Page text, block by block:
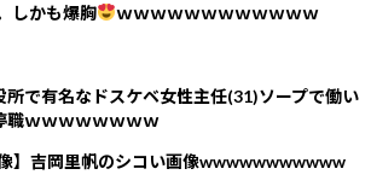
しかも爆胸
ｗｗｗｗｗｗｗｗｗｗｗｗ
所で有名なドスケベ女性主任(31)ソープで働い
職ｗｗｗｗｗｗｗｗ
像】吉岡里帆のシコい画像wwwwwwwwwww